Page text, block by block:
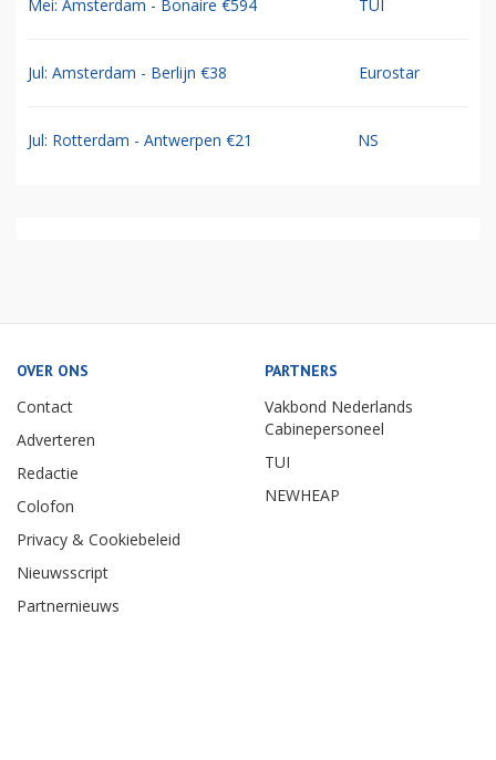
Mei: Amsterdam - Bonaire €594 TUI
Jul: Amsterdam - Berlijn €38 Eurostar
Jul: Rotterdam - Antwerpen €21 NS
OVER ONS
Contact
Adverteren
Redactie
Colofon
Privacy & Cookiebeleid
Nieuwsscript
Partnernieuws
PARTNERS
Vakbond Nederlands
Cabinepersoneel
TUI
NEWHEAP